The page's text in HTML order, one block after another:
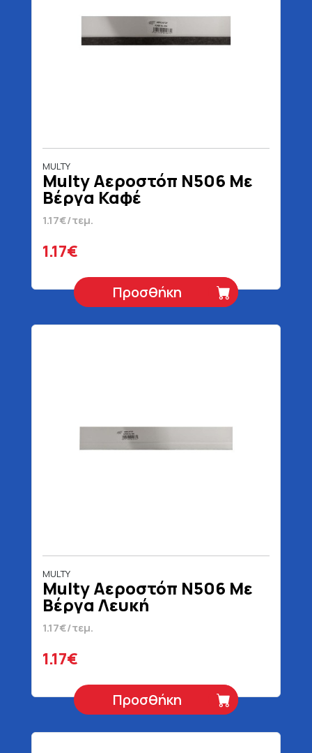
MULTY
Multy Αεροστόπ Ν506 Με
Βέργα Καφέ
1.17€/τεμ.
1.17€
Προσθήκη
MULTY
Multy Αεροστόπ Ν506 Με
Βέργα Λευκή
1.17€/τεμ.
1.17€
Προσθήκη